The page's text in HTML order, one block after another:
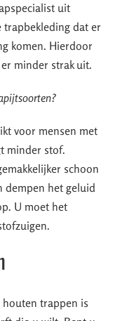
uit
trapbekleding dat er
komen. Hierdoor
minder strak uit.
voor mensen met
minder stof.
schoon
dempen het geluid
U moet het
houten trappen is